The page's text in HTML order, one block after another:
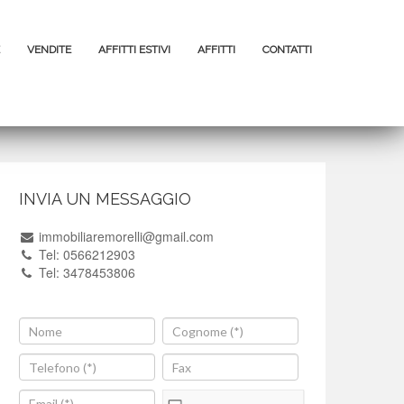
VENDITE AFFITTI ESTIVI AFFITTI CONTATTI
INVIA UN MESSAGGIO
immobiliaremorelli@gmail.com
Tel: 0566212903
Tel: 3478453806